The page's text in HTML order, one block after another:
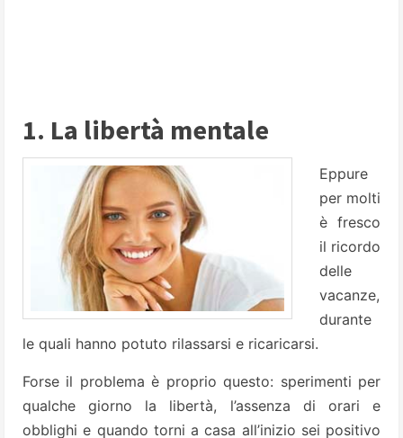
1. La libertà mentale
Eppure
per molti
è fresco
il ricordo
delle
vacanze,
durante
le quali hanno potuto rilassarsi e ricaricarsi.
Forse il problema è proprio questo: sperimenti per
qualche giorno la libertà, l’assenza di orari e
obblighi e quando torni a casa all’inizio sei positivo